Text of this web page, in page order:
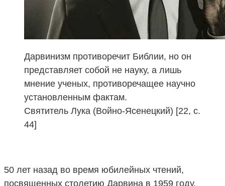
Дарвинизм противоречит Библии, но он
представляет собой не науку, а лишь
мнение ученых, противоречащее научно
установленным фактам.
Святитель Лука (Войно-Ясенецкий) [22, с.
44]
50 лет назад во время юбилейных чтений,
посвященных столетию Дарвина в 1959 году,